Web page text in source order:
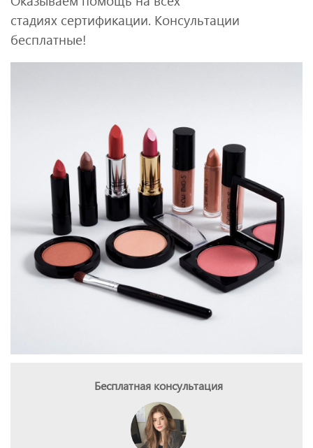
стадиях сертификации. Консультации
бесплатные!
Бесплатная консультация